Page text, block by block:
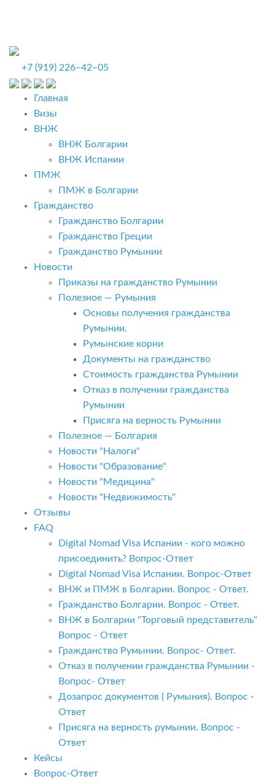
+7 (919) 226‒42‒05
Главная
Визы
ВНЖ
ВНЖ Болгарии
ВНЖ Испании
ПМЖ
ПМЖ в Болгарии
Гражданство
Гражданство Болгарии
Гражданство Греции
Гражданство Румынии
Новости
Приказы на гражданство Румынии
Полезное — Румыния
Основы получения гражданства
Румынии.
Румынские корни
Документы на гражданство
Стоимость гражданства Румынии
Отказ в получении гражданства
Румынии
Присяга на верность Румынии
Полезное — Болгария
Новости "Налоги"
Новости "Образование"
Новости "Медицина"
Новости "Недвижимость"
Отзывы
FAQ
Digital Nomad Visa Испании - кого можно
присоединить? Вопрос-Ответ
Digital Nomad Visa Испании. Вопрос-Ответ
ВНЖ и ПМЖ в Болгарии. Вопрос - Ответ.
Гражданство Болгарии. Вопрос - Ответ.
ВНЖ в Болгарии "Торговый представитель"
Вопрос - Ответ
Гражданство Румынии. Вопрос- Ответ.
Отказ в получении гражданства Румынии -
Вопрос- Ответ
Дозапрос документов ( Румыния). Вопрос -
Ответ
Присяга на верность румынии. Вопрос -
Ответ
Кейсы
Вопрос-Ответ